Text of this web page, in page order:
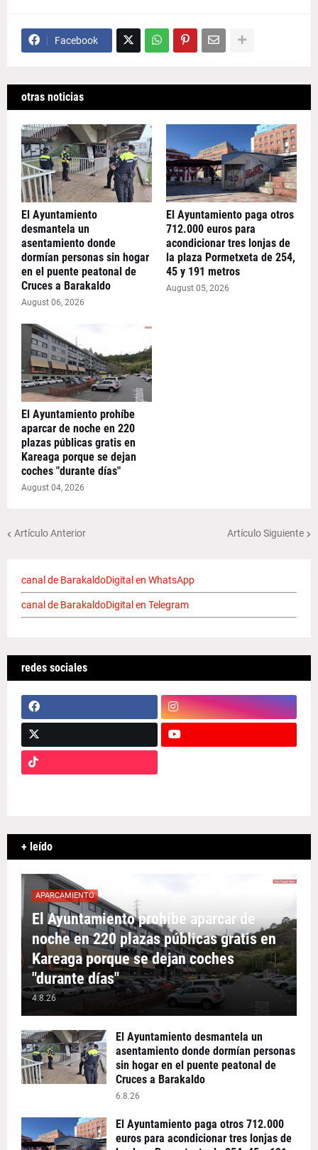
Facebook
otras noticias
El Ayuntamiento
desmantela un
asentamiento donde
dormían personas sin hogar
en el puente peatonal de
Cruces a Barakaldo
August 06, 2026
El Ayuntamiento paga otros
712.000 euros para
acondicionar tres lonjas de
la plaza Pormetxeta de 254,
45 y 191 metros
August 05, 2026
El Ayuntamiento prohíbe
aparcar de noche en 220
plazas públicas gratis en
Kareaga porque se dejan
coches "durante días"
August 04, 2026
Artículo Anterior Artículo Siguiente
canal de BarakaldoDigital en WhatsApp
canal de BarakaldoDigital en Telegram
redes sociales
+ leído
APARCAMIENTO
El Ayuntamiento prohíbe aparcar de
noche en 220 plazas públicas gratis en
Kareaga porque se dejan coches
"durante días"
4.8.26
El Ayuntamiento desmantela un
asentamiento donde dormían personas
sin hogar en el puente peatonal de
Cruces a Barakaldo
6.8.26
El Ayuntamiento paga otros 712.000
euros para acondicionar tres lonjas de